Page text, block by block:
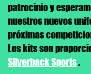
patrocinio y
nuestros nuevos
próximas
Los kits son
Silverback Sports.